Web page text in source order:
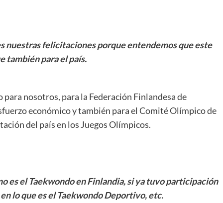
nuestras felicitaciones porque entendemos que este
también para el país.
nosotros, para la Federación Finlandesa de
económico y también para el Comité Olímpico de
del país en los Juegos Olímpicos.
es el Taekwondo en Finlandia, si ya tuvo participación
lo que es el Taekwondo Deportivo, etc.